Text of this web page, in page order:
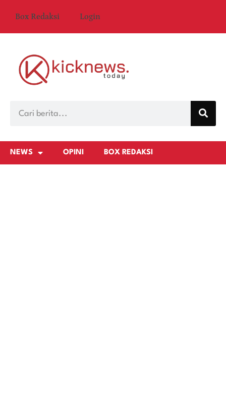
Box Redaksi Login
NEWS OPINI BOX REDAKSI